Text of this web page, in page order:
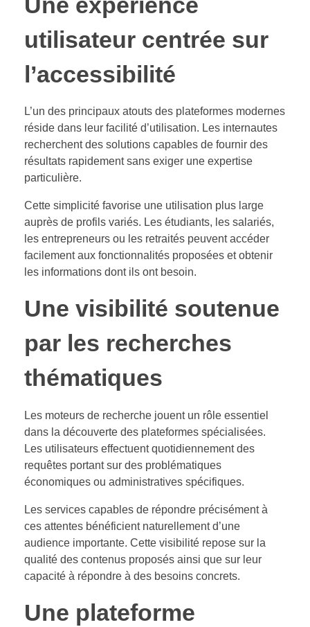
utilisateur centrée sur
l’accessibilité
L’un des principaux atouts des plateformes modernes
réside dans leur facilité d’utilisation. Les internautes
recherchent des solutions capables de fournir des
résultats rapidement sans exiger une expertise
particulière.
Cette simplicité favorise une utilisation plus large
auprès de profils variés. Les étudiants, les salariés,
les entrepreneurs ou les retraités peuvent accéder
facilement aux fonctionnalités proposées et obtenir
les informations dont ils ont besoin.
Une visibilité soutenue
par les recherches
thématiques
Les moteurs de recherche jouent un rôle essentiel
dans la découverte des plateformes spécialisées.
Les utilisateurs effectuent quotidiennement des
requêtes portant sur des problématiques
économiques ou administratives spécifiques.
Les services capables de répondre précisément à
ces attentes bénéficient naturellement d’une
audience importante. Cette visibilité repose sur la
qualité des contenus proposés ainsi que sur leur
capacité à répondre à des besoins concrets.
Une plateforme